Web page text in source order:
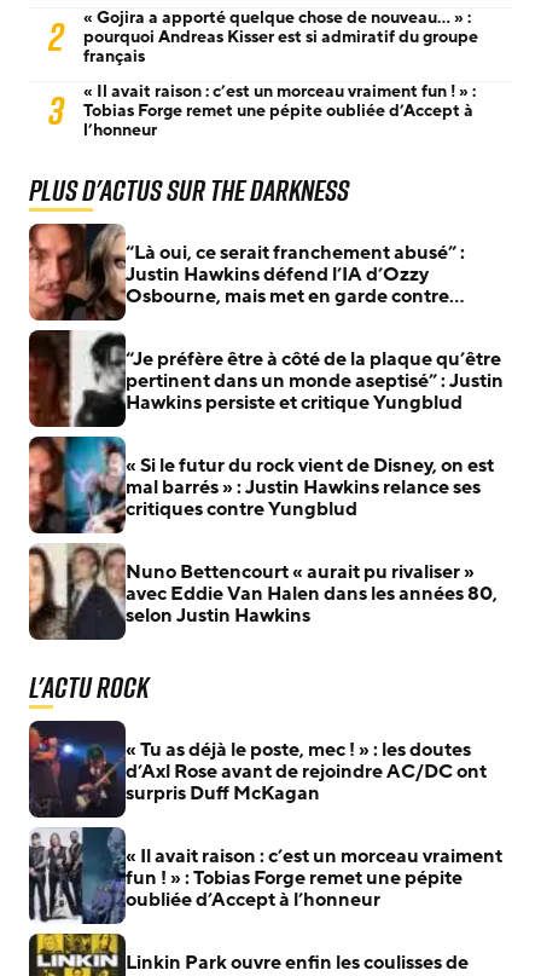
2
« Gojira a apporté quelque chose de nouveau… » :
pourquoi Andreas Kisser est si admiratif du groupe
français
3
« Il avait raison : c’est un morceau vraiment fun ! » :
Tobias Forge remet une pépite oubliée d’Accept à
l’honneur
Plus d'actus sur The Darkness
“Là oui, ce serait franchement abusé” :
Justin Hawkins défend l’IA d’Ozzy
Osbourne, mais met en garde contre
“Je préfère être à côté de la plaque qu’être
pertinent dans un monde aseptisé” : Justin
Hawkins persiste et critique Yungblud
« Si le futur du rock vient de Disney, on est
mal barrés » : Justin Hawkins relance ses
critiques contre Yungblud
Nuno Bettencourt « aurait pu rivaliser »
avec Eddie Van Halen dans les années 80,
selon Justin Hawkins
L'actu Rock
« Tu as déjà le poste, mec ! » : les doutes
d’Axl Rose avant de rejoindre AC/DC ont
surpris Duff McKagan
« Il avait raison : c’est un morceau vraiment
fun ! » : Tobias Forge remet une pépite
oubliée d’Accept à l’honneur
Linkin Park ouvre enfin les coulisses de